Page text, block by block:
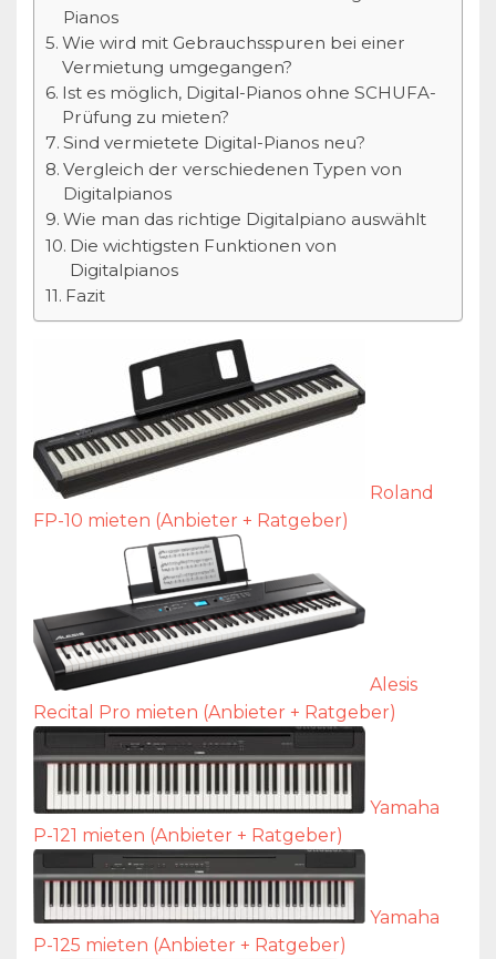
Pianos
Wie wird mit Gebrauchsspuren bei einer
Vermietung umgegangen?
Ist es möglich, Digital-Pianos ohne SCHUFA-
Prüfung zu mieten?
Sind vermietete Digital-Pianos neu?
Vergleich der verschiedenen Typen von
Digitalpianos
Wie man das richtige Digitalpiano auswählt
Die wichtigsten Funktionen von
Digitalpianos
Fazit
Roland
FP-10 mieten (Anbieter + Ratgeber)
Alesis
Recital Pro mieten (Anbieter + Ratgeber)
Yamaha
P-121 mieten (Anbieter + Ratgeber)
Yamaha
P-125 mieten (Anbieter + Ratgeber)